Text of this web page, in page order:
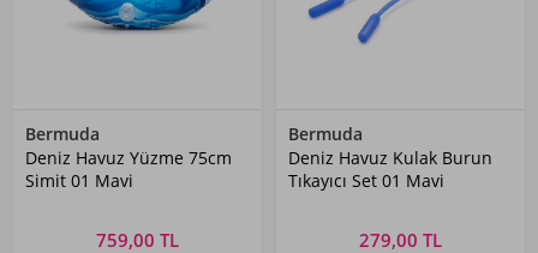
Bermuda
Deniz Havuz Yüzme 75cm
Simit 01 Mavi
759,00 TL
Bermuda
Deniz Havuz Kulak Burun
Tıkayıcı Set 01 Mavi
279,00 TL